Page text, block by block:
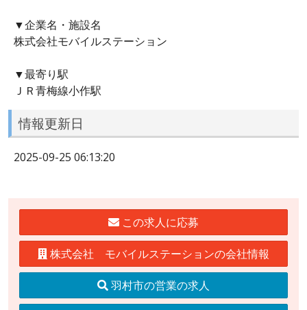
▼企業名・施設名
株式会社モバイルステーション
▼最寄り駅
ＪＲ青梅線小作駅
情報更新日
2025-09-25 06:13:20
この求人に応募
株式会社 モバイルステーションの会社情報
羽村市の営業の求人